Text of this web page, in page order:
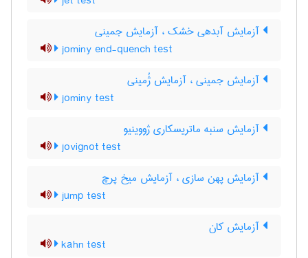
آزمایش آبدهی خشک ، آزمایش جمینی
jominy end-quench test
آزمایش جمینی ، آزمایش ژُمینی
jominy test
آزمایش سنبه ماتریسکاری ژووینیو
jovignot test
آزمایش پهن سازی ، آزمایش میخ پرچ
jump test
آزمایش کان
kahn test